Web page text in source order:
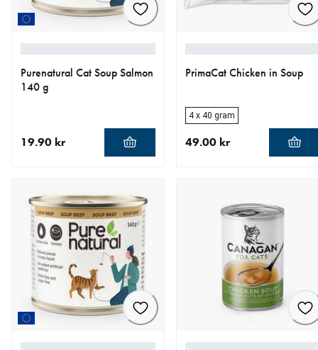
Purenatural Cat Soup Salmon
140 g
19.90 kr
PrimaCat Chicken in Soup
4 x 40 gram
49.00 kr